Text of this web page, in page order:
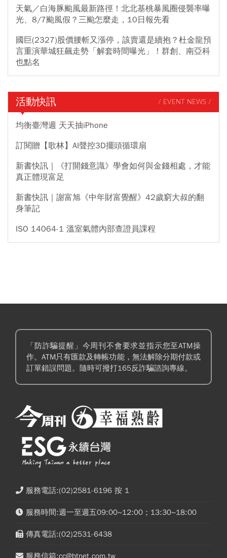
天氣／白海豚颱風最新路徑！北北基桃暴風圈侵襲率曝
光、8/7颱風假？三颱怎麼走，10日報先看
國巨(2327)股價腰斬又漲停，該賣還是續抱？杜金龍預
言重演華城狂飆走勢「解套時間曝光」！群創、南亞科
也點名
活動快訊 / EVENT NEWS /
均衡臺灣週 天天抽iPhone
訂閱贈【歌林】AI聲控3D擺頭循環扇
新書快訊｜《打開錢意識》學會如何與金錢相處，才能
真正體現富足
新書快訊｜謝富旭《中年財富覺醒》42歲窮大叔的翻
身筆記
ISO 14064-1 溫室氣體內部查證員課程
「防詐騙提醒」今周刊不會要求並指示您至ATM操
作。ATM只有匯款及轉帳功能，無法解除分期付款或
訂單錯誤問題。隨時可撥打165反詐騙諮詢專線。
服務電話:(02)2581-6196 按 1
服務時間:週一至週五09:00~12:00；13:30~18:00
傳真電話:(02)2531-6438
服務信箱:cc@btnet.com.tw